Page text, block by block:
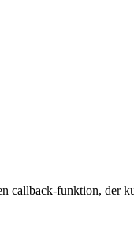
callback-funktion, der